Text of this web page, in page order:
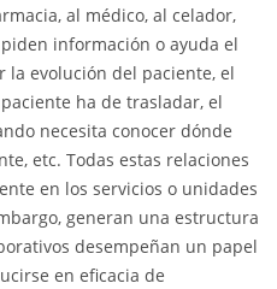
al médico, al celador,
información o ayuda el
la evolución del paciente, el
ha de trasladar, el
necesita conocer dónde
etc. Todas estas relaciones
en los servicios o unidades
generan una estructura
desempeñan un papel
en eficacia de